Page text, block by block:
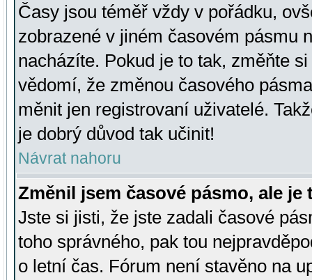
Časy jsou téměř vždy v pořádku,
zobrazené v jiném časovém pásmu
nacházíte. Pokud je to tak, změňte
vědomí, že změnou časového
měnit jen registrovaní uživatelé.
je dobrý důvod tak učinit!
Návrat nahoru
Změnil jsem časové pásmo, ale je
Jste si jisti, že jste zadali časové
toho správného, pak tou
o letní čas. Fórum není stavěno na